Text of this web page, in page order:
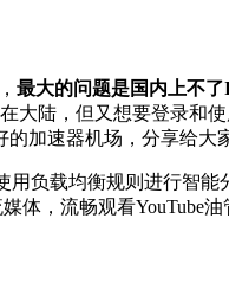
最大的问题是国内上不
大陆，但又想要登录和
加速器机场，分享给大
用负载均衡规则进行智
体，流畅观看YouTube油